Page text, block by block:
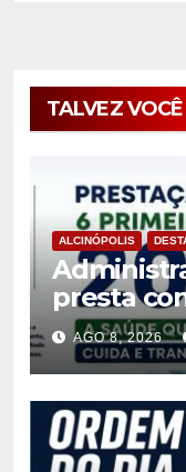
TALVEZ
ALCINÓPOLIS
presta
semestre
AGO 8, 2026